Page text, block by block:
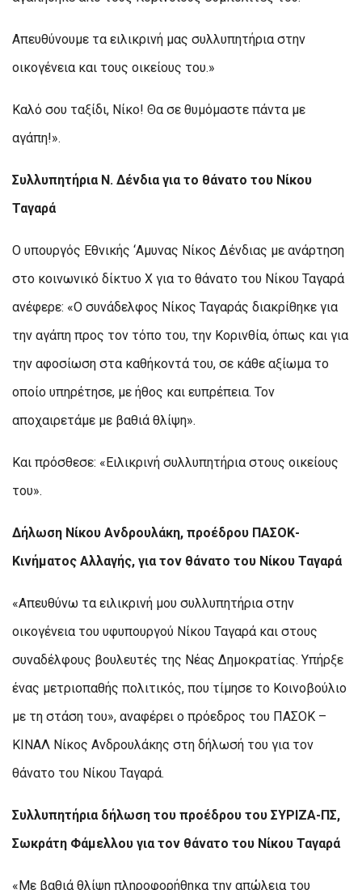
Απευθύνουμε τα ειλικρινή μας συλλυπητήρια στην
οικογένεια και τους οικείους του.»
Καλό σου ταξίδι, Νίκο! Θα σε θυμόμαστε πάντα με
αγάπη!».
Συλλυπητήρια Ν. Δένδια για το θάνατο του Νίκου
Ταγαρά
Ο υπουργός Εθνικής ‘Αμυνας Νίκος Δένδιας με ανάρτηση
στο κοινωνικό δίκτυο Χ για το θάνατο του Νίκου Ταγαρά
ανέφερε: «Ο συνάδελφος Νίκος Ταγαράς διακρίθηκε για
την αγάπη προς τον τόπο του, την Κορινθία, όπως και για
την αφοσίωση στα καθήκοντά του, σε κάθε αξίωμα το
οποίο υπηρέτησε, με ήθος και ευπρέπεια. Τον
αποχαιρετάμε με βαθιά θλίψη».
Και πρόσθεσε: «Ειλικρινή συλλυπητήρια στους οικείους
του».
Δήλωση Νίκου Ανδρουλάκη, προέδρου ΠΑΣΟΚ-
Κινήματος Αλλαγής, για τον θάνατο του Νίκου Ταγαρά
«Απευθύνω τα ειλικρινή μου συλλυπητήρια στην
οικογένεια του υφυπουργού Νίκου Ταγαρά και στους
συναδέλφους βουλευτές της Νέας Δημοκρατίας. Υπήρξε
ένας μετριοπαθής πολιτικός, που τίμησε το Κοινοβούλιο
με τη στάση του», αναφέρει ο πρόεδρος του ΠΑΣΟΚ –
ΚΙΝΑΛ Νίκος Ανδρουλάκης στη δήλωσή του για τον
θάνατο του Νίκου Ταγαρά.
Συλλυπητήρια δήλωση του προέδρου του ΣΥΡΙΖΑ-ΠΣ,
Σωκράτη Φάμελλου για τον θάνατο του Νίκου Ταγαρά
«Με βαθιά θλίψη πληροφορήθηκα την απώλεια του